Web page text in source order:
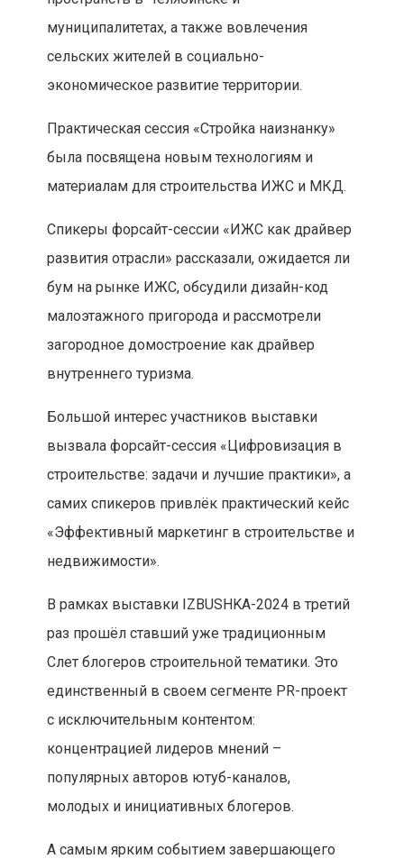
муниципалитетах, а также вовлечения
сельских жителей в социально-
экономическое развитие территории.
Практическая сессия «Стройка наизнанку»
была посвящена новым технологиям и
материалам для строительства ИЖС и МКД.
Спикеры форсайт-сессии «ИЖС как драйвер
развития отрасли» рассказали, ожидается ли
бум на рынке ИЖС, обсудили дизайн-код
малоэтажного пригорода и рассмотрели
загородное домостроение как драйвер
внутреннего туризма.
Большой интерес участников выставки
вызвала форсайт-сессия «Цифровизация в
строительстве: задачи и лучшие практики», а
самих спикеров привлёк практический кейс
«Эффективный маркетинг в строительстве и
недвижимости».
В рамках выставки IZBUSHKA-2024 в третий
раз прошёл ставший уже традиционным
Слет блогеров строительной тематики. Это
единственный в своем сегменте PR-проект
с исключительным контентом:
концентрацией лидеров мнений –
популярных авторов ютуб-каналов,
молодых и инициативных блогеров.
А самым ярким событием завершающего